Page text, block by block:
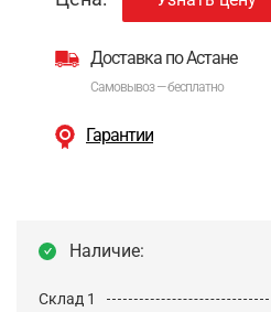
Доставка по Астане
Самовывоз — бесплатно
Гарантии
Наличие:
Склад 1